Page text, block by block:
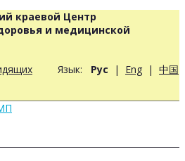
краевой Центр
и медицинской
Язык: Рус | Eng | 中国